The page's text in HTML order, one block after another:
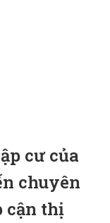
cư của
chuyên
cận thị